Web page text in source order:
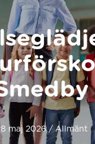
maj 2026 / Allmänt